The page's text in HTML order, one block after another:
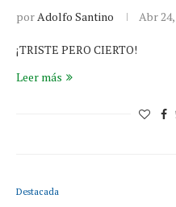
porAdolfo Santino Abr 24,
¡TRISTE PERO CIERTO!
Leer más
Destacada